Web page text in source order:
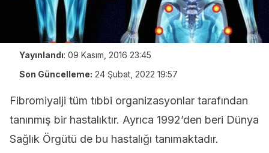
Yayınlandı: 09 Kasım, 2016 23:45
Son Güncelleme: 24 Şubat, 2022 19:57
Fibromiyalji tüm tıbbi organizasyonlar tarafından
tanınmış bir hastalıktır. Ayrıca 1992’den beri Dünya
Sağlık Örgütü de bu hastalığı tanımaktadır.